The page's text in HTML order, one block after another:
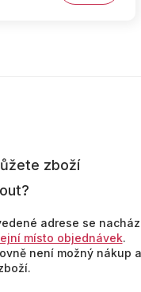
zboží
adrese se
místo objednávek.
není možný nákup a